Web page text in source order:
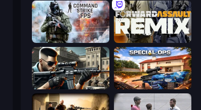
Command Strike FPS Forward Assault Remix
Sure Shot Special Ops: GO